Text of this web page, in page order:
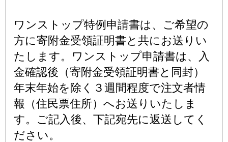
ワンストップ特例申請書は、ご希望の
方に寄附金受領証明書と共にお送りい
たします。ワンストップ申請書は、入
金確認後（寄附金受領証明書と同封）
年末年始を除く３週間程度で注文者情
報（住民票住所）へお送りいたしま
す。ご記入後、下記宛先に返送してく
ださい。